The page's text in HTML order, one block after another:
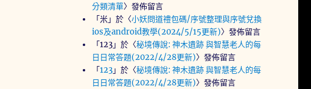
分類清單〉發佈留言
「米」於〈小妖問道禮包碼/序號整理與序號兌換
ios及android教學(2024/5/15更新)〉發佈留言
「123」於〈秘境傳說: 神木遺跡 與智慧老人的每
日日常答題(2022/4/28更新)〉發佈留言
「123」於〈秘境傳說: 神木遺跡 與智慧老人的每
日日常答題(2022/4/28更新)〉發佈留言